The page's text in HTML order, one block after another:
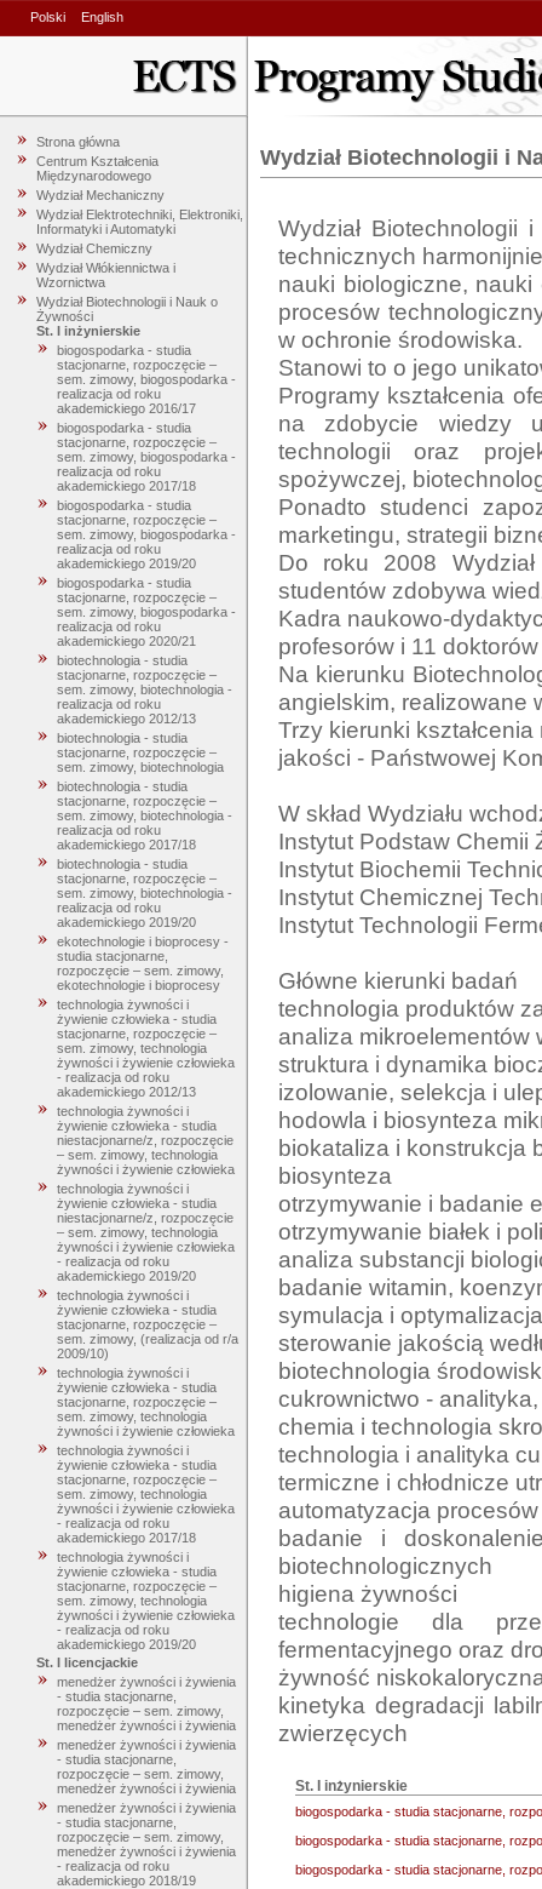
Polski English
Strona główna
Centrum Kształcenia
Międzynarodowego
Wydział Mechaniczny
Wydział Elektrotechniki, Elektroniki,
Informatyki i Automatyki
Wydział Chemiczny
Wydział Włókiennictwa i
Wzornictwa
Wydział Biotechnologii i Nauk o
Żywności
St. I inżynierskie
biogospodarka - studia
stacjonarne, rozpoczęcie –
sem. zimowy, biogospodarka -
realizacja od roku
akademickiego 2016/17
biogospodarka - studia
stacjonarne, rozpoczęcie –
sem. zimowy, biogospodarka -
realizacja od roku
akademickiego 2017/18
biogospodarka - studia
stacjonarne, rozpoczęcie –
sem. zimowy, biogospodarka -
realizacja od roku
akademickiego 2019/20
biogospodarka - studia
stacjonarne, rozpoczęcie –
sem. zimowy, biogospodarka -
realizacja od roku
akademickiego 2020/21
biotechnologia - studia
stacjonarne, rozpoczęcie –
sem. zimowy, biotechnologia -
realizacja od roku
akademickiego 2012/13
biotechnologia - studia
stacjonarne, rozpoczęcie –
sem. zimowy, biotechnologia
biotechnologia - studia
stacjonarne, rozpoczęcie –
sem. zimowy, biotechnologia -
realizacja od roku
akademickiego 2017/18
biotechnologia - studia
stacjonarne, rozpoczęcie –
sem. zimowy, biotechnologia -
realizacja od roku
akademickiego 2019/20
ekotechnologie i bioprocesy -
studia stacjonarne,
rozpoczęcie – sem. zimowy,
ekotechnologie i bioprocesy
technologia żywności i
żywienie człowieka - studia
stacjonarne, rozpoczęcie –
sem. zimowy, technologia
żywności i żywienie człowieka
- realizacja od roku
akademickiego 2012/13
technologia żywności i
żywienie człowieka - studia
niestacjonarne/z, rozpoczęcie
– sem. zimowy, technologia
żywności i żywienie człowieka
technologia żywności i
żywienie człowieka - studia
niestacjonarne/z, rozpoczęcie
– sem. zimowy, technologia
żywności i żywienie człowieka
- realizacja od roku
akademickiego 2019/20
technologia żywności i
żywienie człowieka - studia
stacjonarne, rozpoczęcie –
sem. zimowy, (realizacja od r/a
2009/10)
technologia żywności i
żywienie człowieka - studia
stacjonarne, rozpoczęcie –
sem. zimowy, technologia
żywności i żywienie człowieka
technologia żywności i
żywienie człowieka - studia
stacjonarne, rozpoczęcie –
sem. zimowy, technologia
żywności i żywienie człowieka
- realizacja od roku
akademickiego 2017/18
technologia żywności i
żywienie człowieka - studia
stacjonarne, rozpoczęcie –
sem. zimowy, technologia
żywności i żywienie człowieka
- realizacja od roku
akademickiego 2019/20
St. I licencjackie
menedżer żywności i żywienia
- studia stacjonarne,
rozpoczęcie – sem. zimowy,
menedżer żywności i żywienia
menedżer żywności i żywienia
- studia stacjonarne,
rozpoczęcie – sem. zimowy,
menedżer żywności i żywienia
menedżer żywności i żywienia
- studia stacjonarne,
rozpoczęcie – sem. zimowy,
menedżer żywności i żywienia
- realizacja od roku
akademickiego 2018/19
Wydział Biotechnologii i
Wydział
technicznych
nauki biologiczne,
procesów
w ochronie środowiska.
Stanowi to o jego
Programy kształcenia
na zdobycie wiedzy
technologii oraz
spożywczej,
Ponadto studenci
marketingu, strategii
Do roku 2008
studentów zdobywa
Kadra naukowo-
profesorów i 11
Na kierunku
angielskim, realizowane
Trzy kierunki
jakości - Państwowej
W skład Wydziału
Instytut Podstaw Chemii
Instytut Biochemii
Instytut Chemicznej
Instytut Technologii
Główne kierunki badań
technologia produktów
analiza
struktura i dynamika
izolowanie, selekcja i
hodowla i biosynteza
biokataliza i konstrukcja
biosynteza
otrzymywanie i badanie
otrzymywanie białek i
analiza substancji
badanie witamin,
symulacja i
sterowanie jakością
biotechnologia
cukrownictwo -
chemia i technologia
technologia i analityka
termiczne i chłodnicze
automatyzacja
badanie i
biotechnologicznych
higiena żywności
technologie dla
fermentacyjnego oraz
żywność
kinetyka degradacji
St. I inżynierskie
biogospodarka - studia stacjonarne,
biogospodarka - studia stacjonarne,
biogospodarka - studia stacjonarne,